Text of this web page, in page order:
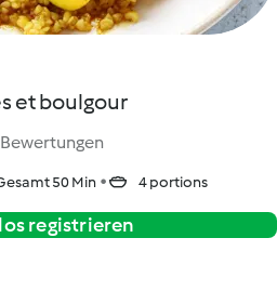
et boulgour
50 Min 4 portions
registrieren